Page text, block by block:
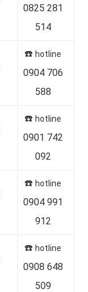
0825 281
514
☎️ hotline
0904 706
588
☎️ hotline
0901 742
092
☎️ hotline
0904 991
912
☎️ hotline
0908 648
509